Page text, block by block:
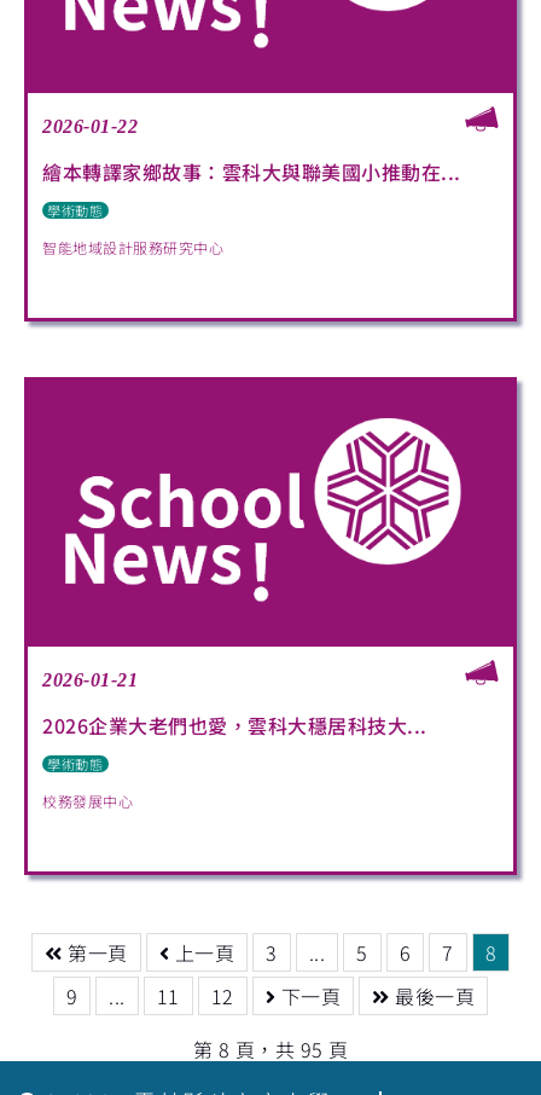
2026-01-22
繪本轉譯家鄉故事：雲科大與聯美國小推動在...
學術動態
智能地域設計服務研究中心
2026-01-21
2026企業大老們也愛，雲科大穩居科技大...
學術動態
校務發展中心
第一頁 上一頁 3 ... 5 6 7
8
9
... 11 12 下一頁
最後一頁
第 8 頁，共 95 頁